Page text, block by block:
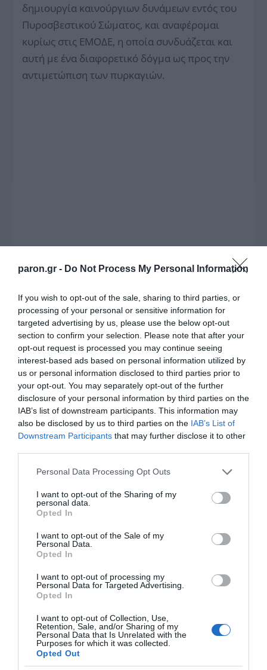
paron.gr - Do Not Process My Personal Information
If you wish to opt-out of the sale, sharing to third parties, or
processing of your personal or sensitive information for
targeted advertising by us, please use the below opt-out
section to confirm your selection. Please note that after your
opt-out request is processed you may continue seeing
interest-based ads based on personal information utilized by
us or personal information disclosed to third parties prior to
your opt-out. You may separately opt-out of the further
disclosure of your personal information by third parties on the
IAB’s list of downstream participants. This information may
also be disclosed by us to third parties on the IAB’s List of
Downstream Participants that may further disclose it to other
Please note that this website/app uses one or more Google
not limited to your visit or usage behaviour. You may click to
grant or deny consent to Google and its third-party tags to
use your data for below specified purposes in below Google
consent section.
Personal Data Processing Opt Outs
I want to opt-out of the Sharing of my
personal data.
Opted In
I want to opt-out of the Sale of my
Personal Data.
Opted In
I want to opt-out of processing my
Personal Data for Targeted Advertising.
Opted In
I want to opt-out of Collection, Use,
Retention, Sale, and/or Sharing of my
Personal Data that Is Unrelated with the
Purposes for which it was collected.
Opted Out
δημιουργία καινούργιων δυνάμεων εντός του
Πυροσβεστικού Σώματος, και αναφέρομαι
κυρίως στις ΕΜΟΔΕ, η οποία συνδυάζεται και
αυτή με ένα διαφορετικό δόγμα ως προς την
αντιμετώπιση των πυρκαγιών.
Ποιο είναι το δόγμα αυτό; Ότι ναι, μπορούμε
και έχουμε αυτή τη στιγμή τη δυνατότητα, χάρη
σε εσάς, να παρεμβαίνουμε μέσα στις ίδιες τις
πυρκαγιές και να μην περιμένουμε παθητικά
την πυρκαγιά να κάψει το δάσος μέχρι που να
φτάσει σε έναν δρόμο ή να απειλήσει τον
οικιστικό ιστό.
Αυτή είναι μια μεγάλη, μια βασική
διαφοροποίηση ως προς το δόγμα
αντιμετώπισης των δασικών πυρκαγιών, την
οποία για πρώτη φορά υλοποιήσαμε σε αυτή
την έκταση, και νομίζω ότι και με αυτή την
μαθήματα από αυτόν τον τρόπο αντιμετώπισης
των πυρκαγιών θα τα ενσωματώσουμε, θα τα
μελετήσουμε ώστε να φροντίσουμε του χρόνου
να μπορούμε να είμαστε ακόμα καλύτεροι.
Και το γεγονός ότι μπορούμε πια να είμαστε
όλοι μαζί μέσα σε αυτό το «war room» της
συνεργαζόμαστε και να συντονιζόμαστε και να
παίρνουμε πληροφορίες από το πεδίο και να
μπορούμε να δίνουμε τις σωστές εντολές για